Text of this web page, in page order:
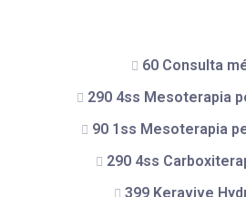
60 Consulta
290 4ss Mesoterapia
90 1ss Mesoterapia
290 4ss
399 Keravive